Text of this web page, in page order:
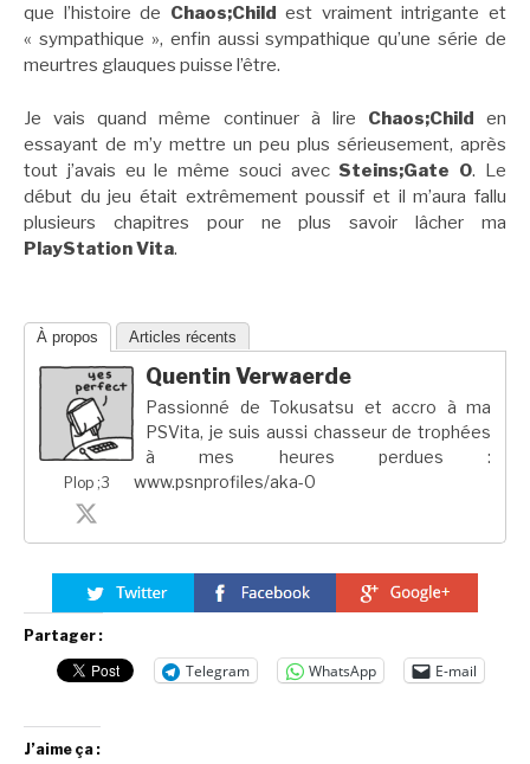
que l’histoire de Chaos;Child est vraiment intrigante et
« sympathique », enfin aussi sympathique qu’une série de
meurtres glauques puisse l’être.
Je vais quand même continuer à lire Chaos;Child en
essayant de m’y mettre un peu plus sérieusement, après
tout j’avais eu le même souci avec Steins;Gate 0. Le
début du jeu était extrêmement poussif et il m’aura fallu
plusieurs chapitres pour ne plus savoir lâcher ma
PlayStation Vita.
À propos Articles récents
Plop ;3
Quentin Verwaerde
Passionné de Tokusatsu et accro à ma
PSVita, je suis aussi chasseur de trophées
à mes heures perdues :
www.psnprofiles/aka-0
Partager :
Telegram WhatsApp E-mail
J’aime ça :